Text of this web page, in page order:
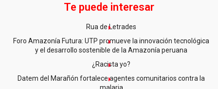
Te puede interesar
Rua de Letrades
Foro Amazonía Futura: UTP promueve la innovación tecnológica
y el desarrollo sostenible de la Amazonía peruana
¿Racista yo?
Datem del Marañón fortalece agentes comunitarios contra la